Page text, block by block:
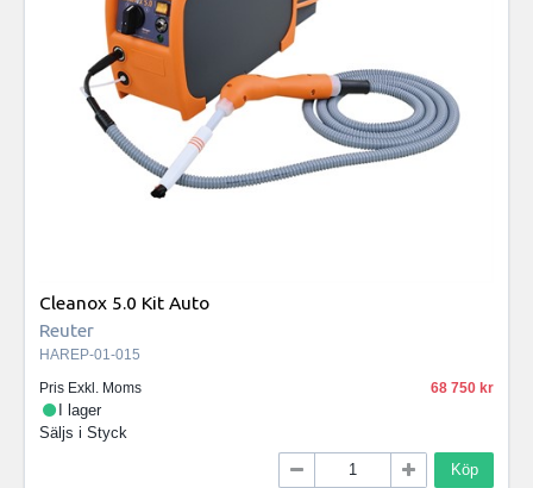
Cleanox 5.0 Kit Auto
Reuter
HAREP-01-015
Pris Exkl. Moms
68 750
I lager
Säljs i Styck
Köp